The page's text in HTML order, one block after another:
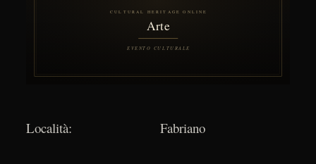
Località: Fabriano